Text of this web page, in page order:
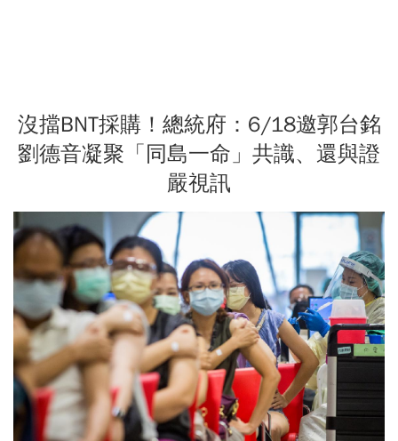
沒擋BNT採購！總統府：6/18邀郭台銘
劉德音凝聚「同島一命」共識、還與證
嚴視訊